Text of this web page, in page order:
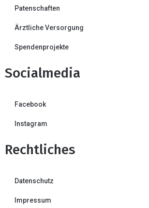
Patenschaften
Ärztliche Versorgung
Spendenprojekte
Socialmedia
Facebook
Instagram
Rechtliches
Datenschutz
Impressum